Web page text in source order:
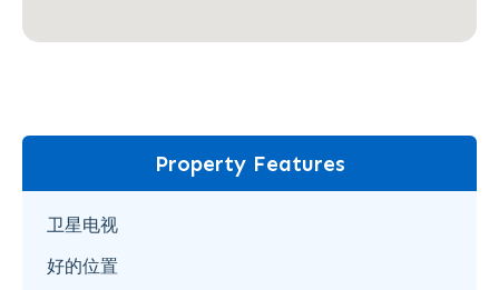
Property Features
卫星电视
好的位置